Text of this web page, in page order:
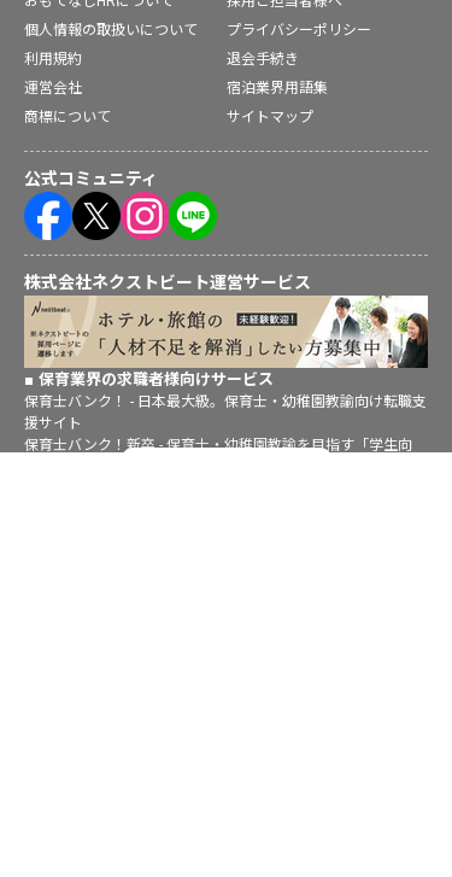
個人情報の取扱いについて
プライバシーポリシー
利用規約
退会手続き
運営会社
宿泊業界用語集
商標について
サイトマップ
公式コミュニティ
株式会社ネクストビート運営サービス
保育業界の求職者様向けサービス
保育士バンク！ - 日本最大級。保育士・幼稚園教諭向け転職支
援サイト
保育士バンク！新卒 - 保育士・幼稚園教諭を目指す「学生向